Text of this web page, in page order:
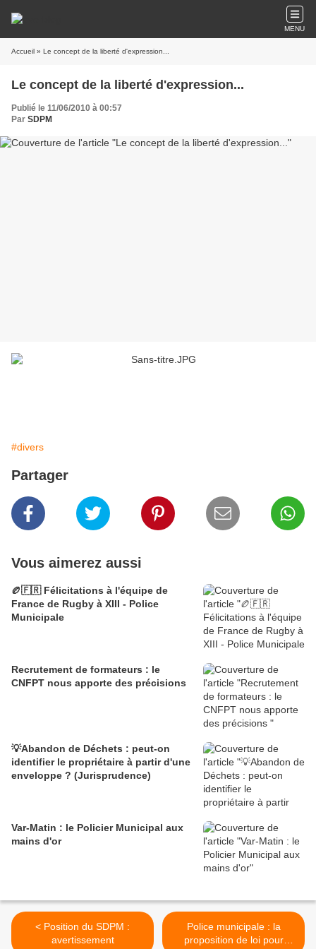
MENU
Accueil » Le concept de la liberté d'expression...
Le concept de la liberté d'expression...
Publié le 11/06/2010 à 00:57
Par SDPM
#divers
Partager
Vous aimerez aussi
🏉🇫🇷 Félicitations à l'équipe de
France de Rugby à XIII - Police
Municipale
Recrutement de formateurs : le
CNFPT nous apporte des précisions
💡Abandon de Déchets : peut-on
identifier le propriétaire à partir d'une
enveloppe ? (Jurisprudence)
Var-Matin : le Policier Municipal aux
mains d'or
< Position du SDPM :
avertissement
Police municipale : la
proposition de loi pour